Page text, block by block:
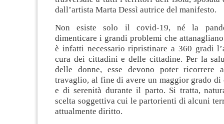
dall’artista Marta Dessì autrice del manifesto.
Non esiste solo il covid-19, né la
dimenticare i grandi problemi che
è infatti necessario ripristinare a 360 gradi
cura dei cittadini e delle cittadine. Per la
delle donne, esse devono poter ricorrere
travaglio, al fine di avere un maggior grado di
e di serenità durante il parto. Si tratta,
scelta soggettiva cui le partorienti di alcuni
attualmente diritto.